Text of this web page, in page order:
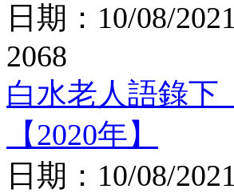
日期： 10/08/
2068
白水老人語錄下
【2020年】
日期： 10/08/